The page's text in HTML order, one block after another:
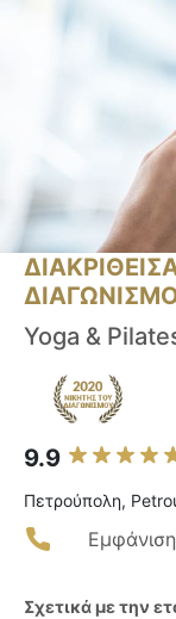
Yoga &
9.9
Πετρούπολη,
Σχετικά με την